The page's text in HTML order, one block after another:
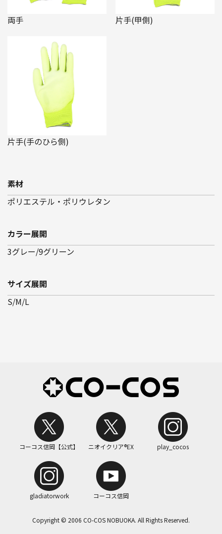
両手 片手(甲側)
片手(手のひら側)
素材
ポリエステル・ポリウレタン
カラー展開
3グレー/9グリーン
サイズ展開
S/M/L
コーコス信岡【公式】 ニオイクリア®EX play_cocos
gladiatorwork コーコス信岡
Copyright © 2006 CO-COS NOBUOKA. All Rights Reserved.